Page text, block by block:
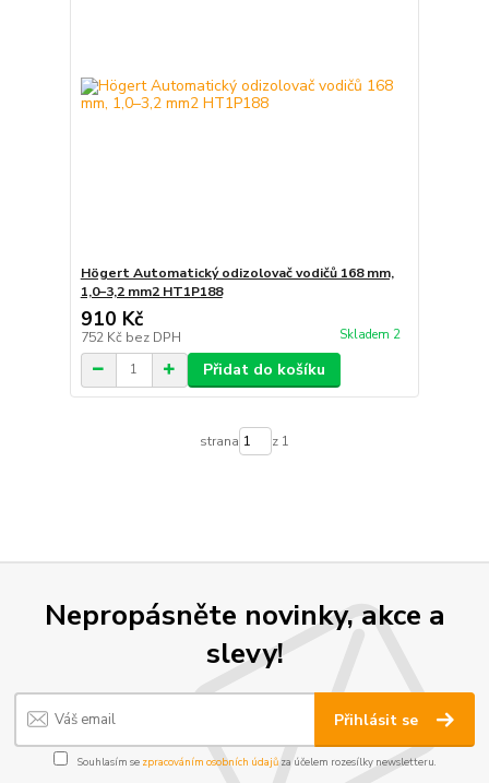
Högert Automatický odizolovač vodičů 168 mm,
1,0–3,2 mm2 HT1P188
910 Kč
752 Kč bez DPH Skladem 2
Přidat do košíku
strana z 1
Nepropásněte novinky, akce a
slevy!
Přihlásit se
Souhlasím se zpracováním osobních údajůza účelem rozesílky newsletteru.